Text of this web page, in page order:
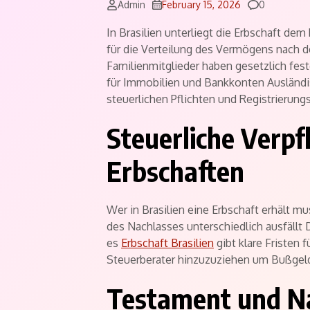
Admin February 15, 2026 Comments
0
In Brasilien unterliegt die Erbschaft
für die Verteilung des Vermögens nach
Familienmitglieder haben gesetzlich
für Immobilien und Bankkonten
steuerlichen Pflichten und
Steuerliche
Erbschaften
Wer in Brasilien eine Erbschaft erhält
des Nachlasses unterschiedlich ausfällt
es Erbschaft Brasilien gibt klare Fristen
Steuerberater hinzuzuziehen um
Testament und